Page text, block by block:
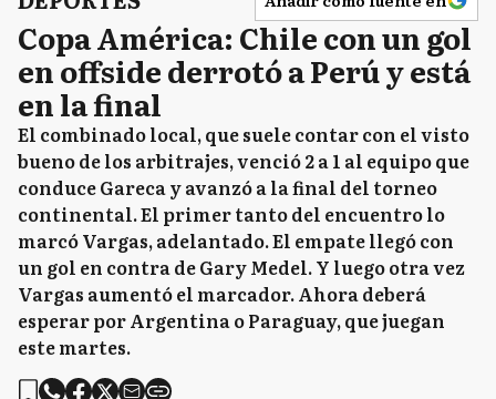
Copa América: Chile con un gol
en offside derrotó a Perú y está
en la final
El combinado local, que suele contar con el visto
bueno de los arbitrajes, venció 2 a 1 al equipo que
conduce Gareca y avanzó a la final del torneo
continental. El primer tanto del encuentro lo
marcó Vargas, adelantado. El empate llegó con
un gol en contra de Gary Medel. Y luego otra vez
Vargas aumentó el marcador. Ahora deberá
esperar por Argentina o Paraguay, que juegan
este martes.